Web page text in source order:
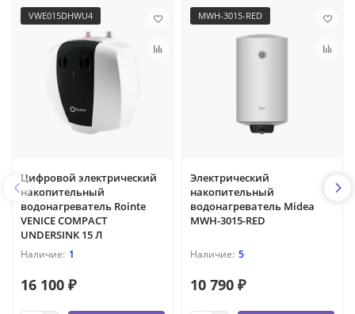
VWE015DHWU4
Цифровой электрический
накопительный
водонагреватель Rointe
VENICE COMPACT
UNDERSINK 15 Л
1
16 100 ₽
MWH-3015-RED
Электрический
накопительный
водонагреватель Midea
MWH-3015-RED
5
10 790 ₽